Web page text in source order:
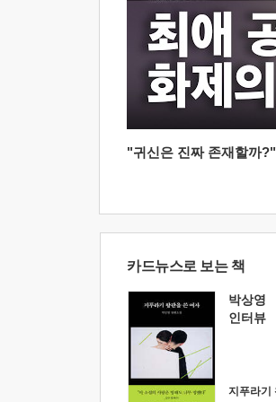
"귀신은 진짜 존재할까
카드뉴스로 보는 책
박상영
인터뷰
지푸라기